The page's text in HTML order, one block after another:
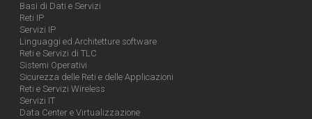
Basi di Dati e Servizi
Reti IP
Servizi IP
Linguaggi ed Architetture software
Reti e Servizi di TLC
Sistemi Operativi
Sicurezza delle Reti e delle Applicazioni
Reti e Servizi Wireless
Servizi IT
Data Center e Virtualizzazione